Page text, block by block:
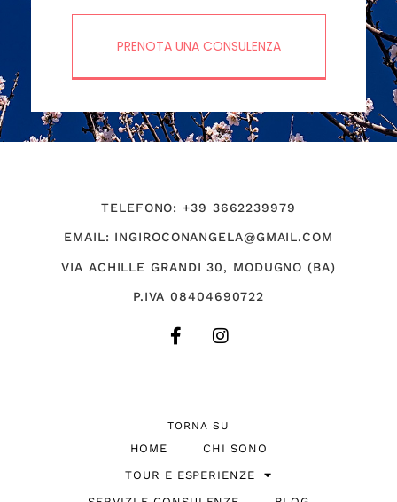
PRENOTA UNA CONSULENZA
TELEFONO: +39 3662239979
EMAIL: INGIROCONANGELA@GMAIL.COM
VIA ACHILLE GRANDI 30, MODUGNO (BA)
P.IVA 08404690722
TORNA SU
HOME
CHI SONO
TOUR E ESPERIENZE